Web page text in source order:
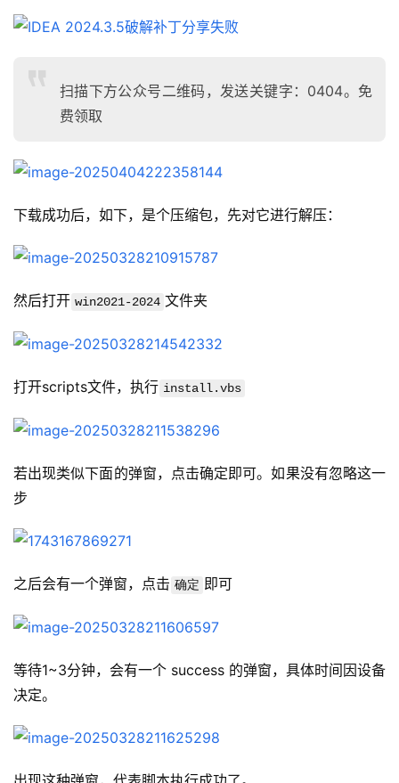
扫描下方公众号二维码，发送关键字：0404。免
费领取
下载成功后，如下，是个压缩包，先对它进行解压：
然后打开 win2021-2024 文件夹
打开scripts文件，执行 install.vbs
若出现类似下面的弹窗，点击确定即可。如果没有忽略这一
步
之后会有一个弹窗，点击 确定 即可
等待1~3分钟，会有一个 success 的弹窗，具体时间因设备
决定。